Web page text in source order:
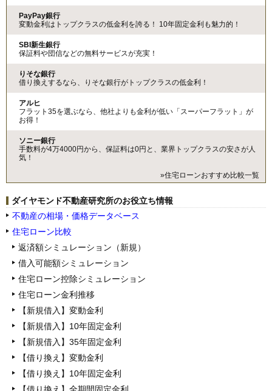
PayPay銀行
変動金利はトップクラスの低金利を誇る！ 10年固定金利も魅力的！
SBI新生銀行
保証料や団信などの無料サービスが充実！
りそな銀行
借り換えするなら、りそな銀行がトップクラスの低金利！
アルヒ
フラット35を選ぶなら、他社よりも金利が低い「スーパーフラット」が
お得！
ソニー銀行
手数料が4万4000円から、保証料は0円と、業界トップクラスの安さが人
気！
»住宅ローンおすすめ比較一覧
ダイヤモンド不動産研究所のお役立ち情報
不動産の相場・価格データベース
住宅ローン比較
返済額シミュレーション（新規）
借入可能額シミュレーション
住宅ローン控除シミュレーション
住宅ローン金利推移
【新規借入】変動金利
【新規借入】10年固定金利
【新規借入】35年固定金利
【借り換え】変動金利
【借り換え】10年固定金利
【借り換え】全期間固定金利